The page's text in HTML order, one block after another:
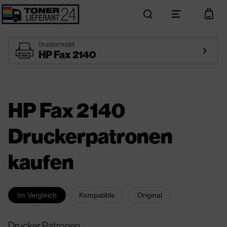
search menu cart
printer Druckermodell
HP Fax 2140 arrow_right
HP Fax 2140
Druckerpatronen
kaufen
Im Vergleich Kompatible Original